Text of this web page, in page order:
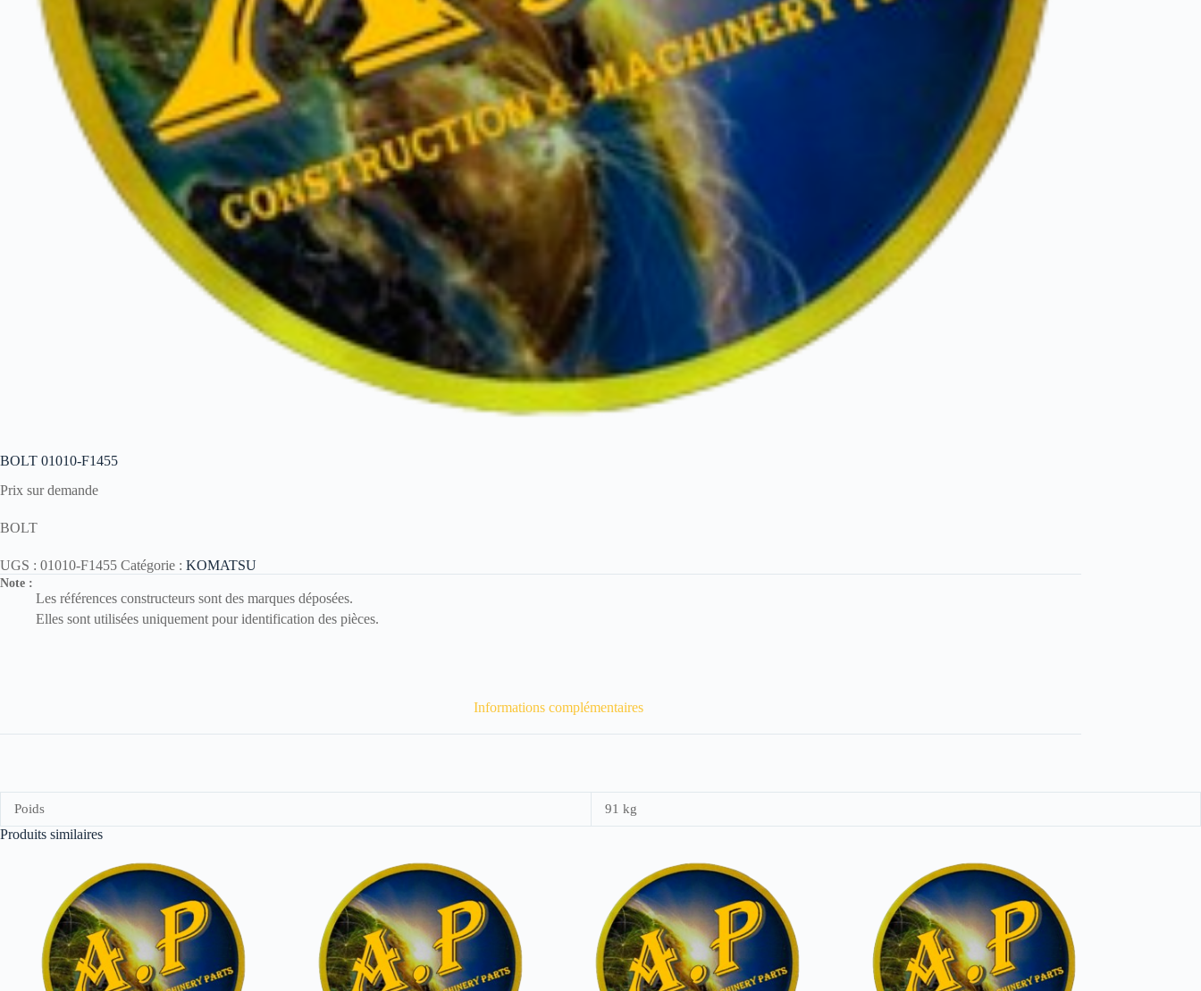
BOLT 01010-F1455
Prix sur demande
BOLT
UGS : 01010-F1455 Catégorie : KOMATSU
Note :
Les références constructeurs sont des marques déposées.
Elles sont utilisées uniquement pour identification des pièces.
Informations complémentaires
Poids 91 kg
Produits similaires